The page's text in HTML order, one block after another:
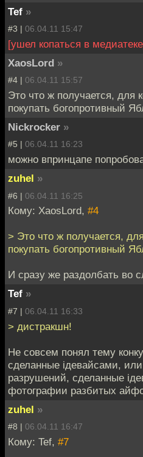
Tef »
#3 | 06.04.11 15:47
[ушел копаться в
XaosLord »
#4 | 06.04.11 15:57
Это что ж получается, для
покупать богопротивный
Nickrocker »
#5 | 06.04.11 16:23
можно впринцапе
zuhel »
#6 | 06.04.11 16:25
Кому: XaosLord, #4
> Это что ж получается,
покупать богопротивный
И сразу же раздолбать во
Tef »
#7 | 06.04.11 16:33
> дистракшн!
Не совсем понял тему
сделанные iдевайсами,
разрушений, сделанные
фотографии разбитых
zuhel »
#8 | 06.04.11 16:47
Кому: Tef, #7